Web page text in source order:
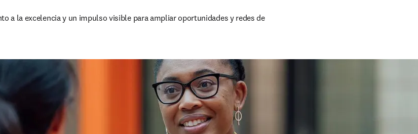
a la excelencia y un impulso visible para ampliar oportunidades y redes de